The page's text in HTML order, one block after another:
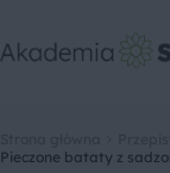
Pieczone bataty z